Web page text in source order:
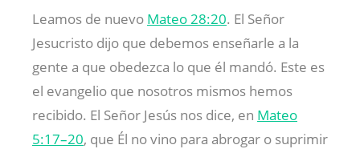
Leamos de nuevo Mateo 28:20. El Señor
Jesucristo dijo que debemos enseñarle a la
gente a que obedezca lo que él mandó. Este es
el evangelio que nosotros mismos hemos
recibido. El Señor Jesús nos dice, en Mateo
5:17–20, que Él no vino para abrogar o suprimir